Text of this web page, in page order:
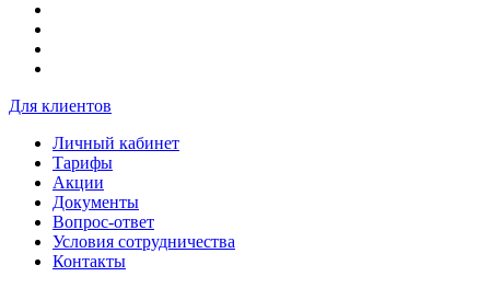
Для клиентов
Личный кабинет
Тарифы
Акции
Документы
Вопрос-ответ
Условия сотрудничества
Контакты